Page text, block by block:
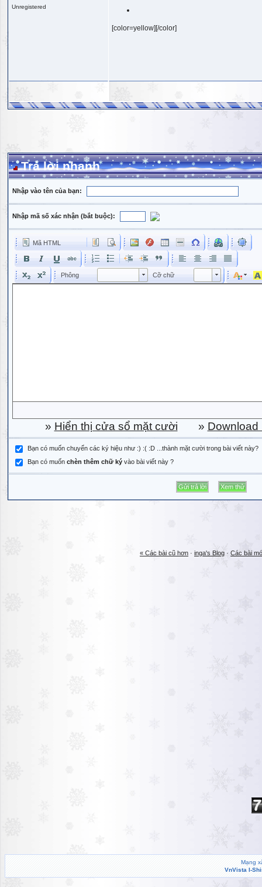
Unregistered
[color=yellow][/color]
Trả lời nhanh
Nhập vào tên của bạn:
Nhập mã số xác nhận (bắt buộc):
Mã HTML
Phông Phông Cỡ chữ Kích cỡ phông
» Hiển thị cửa sổ mặt cười » Download
Bạn có muốn chuyển các ký hiệu như :) :( :D ...thành mặt cười trong bài viết này?
Bạn có muốn chèn thêm chữ ký vào bài viết này ?
« Các bài cũ hơn · inga's Blog · Các bài
Mạng
VnVista I-